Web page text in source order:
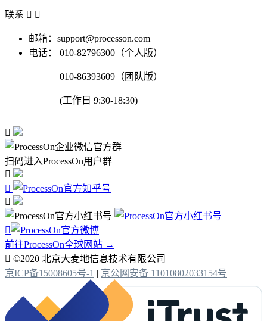
联系  
邮箱：support@processon.com
电话：
010-82796300（个人版）
010-86393609（团队版）
(工作日 9:30-18:30)

扫码进入ProcessOn用户群




前往ProcessOn全球网站 →
 ©2020 北京大麦地信息技术有限公司
京ICP备15008605号-1 | 京公网安备 11010802033154号